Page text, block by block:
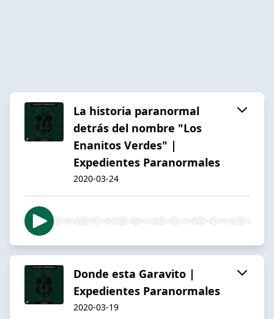
La historia paranormal
detrás del nombre "Los
Enanitos Verdes" |
Expedientes Paranormales
2020-03-24
Donde esta Garavito |
Expedientes Paranormales
2020-03-19